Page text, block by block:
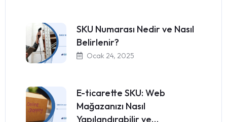
SKU Numarası Nedir ve Nasıl
Belirlenir?
Ocak 24, 2025
E-ticarette SKU: Web
Mağazanızı Nasıl
Yapılandırabilir ve…